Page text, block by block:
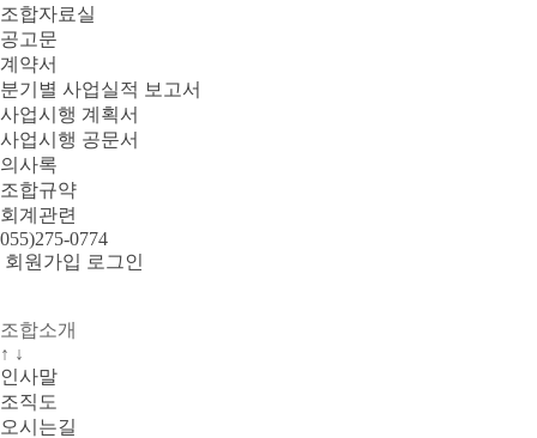
조합자료실
공고문
계약서
분기별 사업실적 보고서
사업시행 계획서
사업시행 공문서
의사록
조합규약
회계관련
055)275-0774
회원가입 로그인
조합소개
↑ ↓
인사말
조직도
오시는길